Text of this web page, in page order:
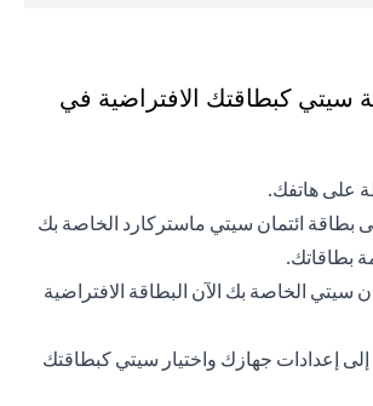
سيتي كبطاقتك الافتراضية في
على هاتفك.
بطاقة ائتمان سيتي ماستركارد الخاصة بك
بطاقاتك.
سيتي الخاصة بك الآن البطاقة الافتراضية
إلى إعدادات جهازك واختيار سيتي كبطاقتك